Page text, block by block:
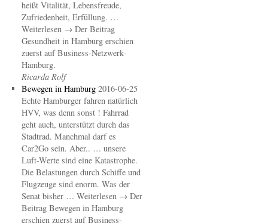
heißt Vitalität, Lebensfreude,
Zufriedenheit, Erfüllung. …
Weiterlesen → Der Beitrag
Gesundheit in Hamburg erschien
zuerst auf Business-Netzwerk-
Hamburg.
Ricarda Rolf
Bewegen in Hamburg 2016-06-25
Echte Hamburger fahren natürlich
HVV, was denn sonst ! Fahrrad
geht auch, unterstützt durch das
Stadtrad. Manchmal darf es
Car2Go sein. Aber.. … unsere
Luft-Werte sind eine Katastrophe.
Die Belastungen durch Schiffe und
Flugzeuge sind enorm. Was der
Senat bisher … Weiterlesen → Der
Beitrag Bewegen in Hamburg
erschien zuerst auf Business-